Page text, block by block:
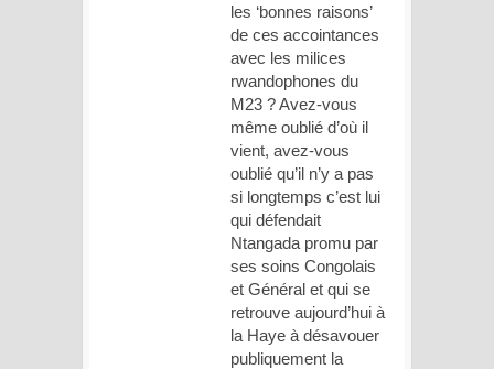
les ‘bonnes raisons’
de ces accointances
avec les milices
rwandophones du
M23 ? Avez-vous
même oublié d’où il
vient, avez-vous
oublié qu’il n’y a pas
si longtemps c’est lui
qui défendait
Ntangada promu par
ses soins Congolais
et Général et qui se
retrouve aujourd’hui à
la Haye à désavouer
publiquement la